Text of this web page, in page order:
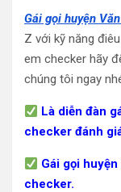
Gái gọi huyện
Z với kỹ năng
em checker hãy
chúng tôi ngay
Là diễn đàn
checker đánh
Gái gọi
checker.